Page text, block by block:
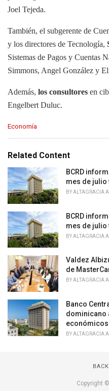
Joel Tejeda.
También, el subgerente de
y los directores de Tecnología,
Sistemas de Pagos y Cuentas
Simmons, Angel González y
Además, los consultores en
Engelbert Duluc.
C
e
o
r
i
e
:
Economía
Related Content
BCRD
mes de julio
BYALTAGRACIA
BCRD
mes de julio
BYALTAGRACIA
Valdez
de
BYALTAGRACIA
Banco
dominicano
económicos
BYALTAGRACIA
Copyright